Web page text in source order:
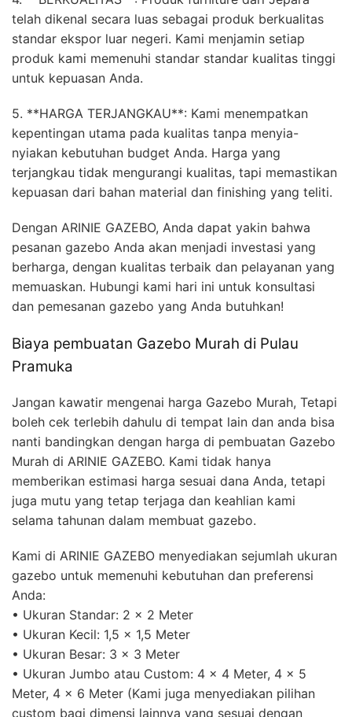
telah dikenal secara luas sebagai produk berkualitas
standar ekspor luar negeri. Kami menjamin setiap
produk kami memenuhi standar standar kualitas tinggi
untuk kepuasan Anda.
5. **HARGA TERJANGKAU**: Kami menempatkan
kepentingan utama pada kualitas tanpa menyia-
nyiakan kebutuhan budget Anda. Harga yang
terjangkau tidak mengurangi kualitas, tapi memastikan
kepuasan dari bahan material dan finishing yang teliti.
Dengan ARINIE GAZEBO, Anda dapat yakin bahwa
pesanan gazebo Anda akan menjadi investasi yang
berharga, dengan kualitas terbaik dan pelayanan yang
memuaskan. Hubungi kami hari ini untuk konsultasi
dan pemesanan gazebo yang Anda butuhkan!
Biaya pembuatan Gazebo Murah di Pulau
Pramuka
Jangan kawatir mengenai harga Gazebo Murah, Tetapi
boleh cek terlebih dahulu di tempat lain dan anda bisa
nanti bandingkan dengan harga di pembuatan Gazebo
Murah di ARINIE GAZEBO. Kami tidak hanya
memberikan estimasi harga sesuai dana Anda, tetapi
juga mutu yang tetap terjaga dan keahlian kami
selama tahunan dalam membuat gazebo.
Kami di ARINIE GAZEBO menyediakan sejumlah ukuran
gazebo untuk memenuhi kebutuhan dan preferensi
Anda:
• Ukuran Standar: 2 x 2 Meter
• Ukuran Kecil: 1,5 x 1,5 Meter
• Ukuran Besar: 3 x 3 Meter
• Ukuran Jumbo atau Custom: 4 x 4 Meter, 4 x 5
Meter, 4 x 6 Meter (Kami juga menyediakan pilihan
custom bagi dimensi lainnya yang sesuai dengan